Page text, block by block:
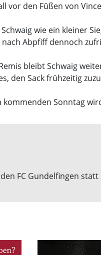
vor den Füßen von
wie ein kleiner
Abpfiff dennoch
bleibt Schwaig
den Sack frühzeitig
kommenden Sonntag
FC Gundelfingen statt